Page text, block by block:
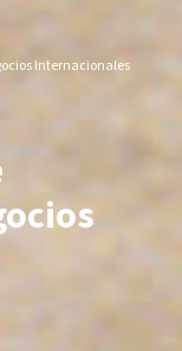
Internacionales